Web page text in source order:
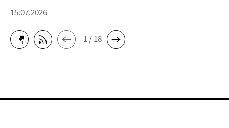
15.07.2026
1 / 18